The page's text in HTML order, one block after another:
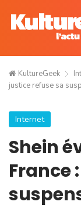
KultureGeek
justice refuse sa
Internet
Shein
France